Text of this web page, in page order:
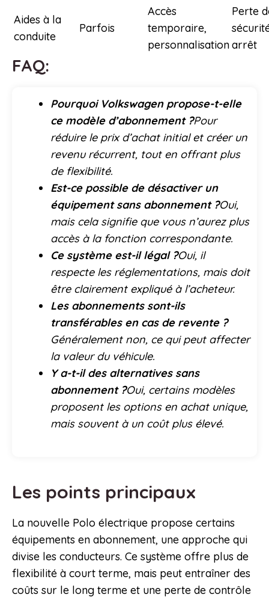
Aides à la
conduite
Parfois
Accès
temporaire,
personnalisation
Perte
arrêt
FAQ:
Pourquoi Volkswagen propose-t-elle
ce modèle d’abonnement ?Pour
réduire le prix d’achat initial et créer un
revenu récurrent, tout en offrant plus
de flexibilité.
Est-ce possible de désactiver un
équipement sans abonnement ?Oui,
mais cela signifie que vous n’aurez plus
accès à la fonction correspondante.
Ce système est-il légal ?Oui, il
respecte les réglementations, mais doit
être clairement expliqué à l’acheteur.
Les abonnements sont-ils
transférables en cas de revente ?
Généralement non, ce qui peut affecter
la valeur du véhicule.
Y a-t-il des alternatives sans
abonnement ?Oui, certains modèles
proposent les options en achat unique,
mais souvent à un coût plus élevé.
Les points principaux
La nouvelle Polo électrique propose certains
équipements en abonnement, une approche qui
divise les conducteurs. Ce système offre plus de
flexibilité à court terme, mais peut entraîner des
coûts sur le long terme et une perte de contrôle